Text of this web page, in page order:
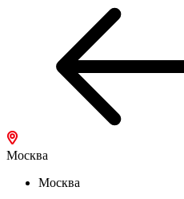
Москва
Москва